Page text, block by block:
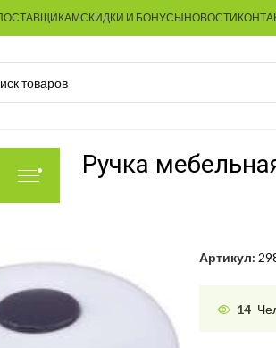
СКИДКИ И БОНУСЫНОВОСТИ
Ручка
Артикул:
14